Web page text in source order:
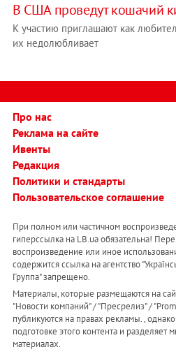
В США проведут кошачий
К участию приглашают как
их недолюбливает
Про нас
Реклама на сайте
Ивенты
Редакция
Политики и стандарты
Пользовательское соглашение
При полном или частичном
гиперссылка на LB.ua обязательна!
воспроизведение или иное
содержится ссылка на агентство
Группа" запрещено.
Материалы, которые размещаются на
"Новости компаний" / "Пресрелиз" /
публикуются на правах рекламы. ,
подготовке этого контента и разделяет
материалах.